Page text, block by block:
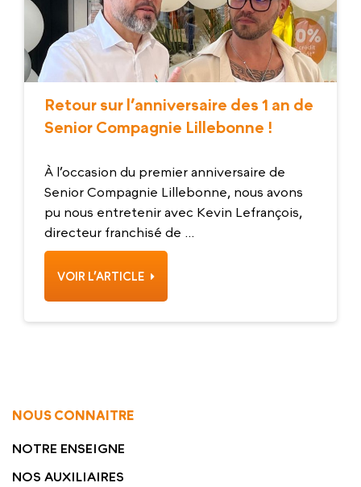
Retour sur l’anniversaire des 1 an de
Senior Compagnie Lillebonne !
À l’occasion du premier anniversaire de
Senior Compagnie Lillebonne, nous avons
pu nous entretenir avec Kevin Lefrançois,
directeur franchisé de ...
VOIR L’ARTICLE
NOUS CONNAITRE
NOTRE ENSEIGNE
NOS AUXILIAIRES